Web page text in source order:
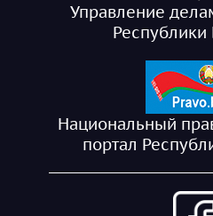
Управление
Республики
Национальный
портал